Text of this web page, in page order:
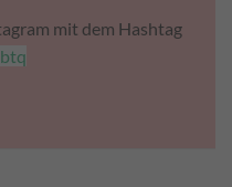
mit dem Hashtag